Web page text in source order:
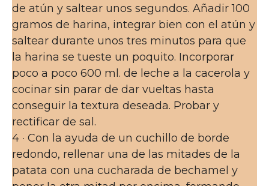
de atún y saltear unos segundos. Añadir 100
gramos de harina, integrar bien con el atún y
saltear durante unos tres minutos para que
la harina se tueste un poquito. Incorporar
poco a poco 600 ml. de leche a la cacerola y
cocinar sin parar de dar vueltas hasta
conseguir la textura deseada. Probar y
rectificar de sal.
4 · Con la ayuda de un cuchillo de borde
redondo, rellenar una de las mitades de la
patata con una cucharada de bechamel y